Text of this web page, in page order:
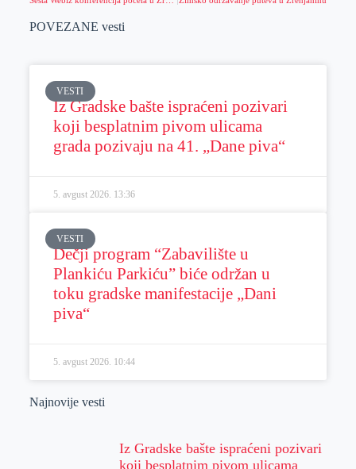
POVEZANE vesti
VESTI
Iz Gradske bašte ispraćeni pozivari
koji besplatnim pivom ulicama
grada pozivaju na 41. „Dane piva“
5. avgust 2026. 13:36
VESTI
Dečji program “Zabavilište u
Plankiću Parkiću” biće održan u
toku gradske manifestacije „Dani
piva“
5. avgust 2026. 10:44
Najnovije vesti
Iz Gradske bašte ispraćeni pozivari
koji besplatnim pivom ulicama